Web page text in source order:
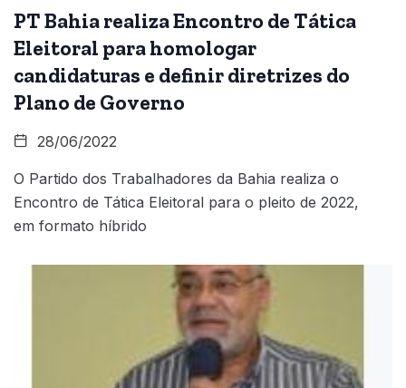
PT Bahia realiza Encontro de Tática
Eleitoral para homologar
candidaturas e definir diretrizes do
Plano de Governo
28/06/2022
O Partido dos Trabalhadores da Bahia realiza o
Encontro de Tática Eleitoral para o pleito de 2022,
em formato híbrido